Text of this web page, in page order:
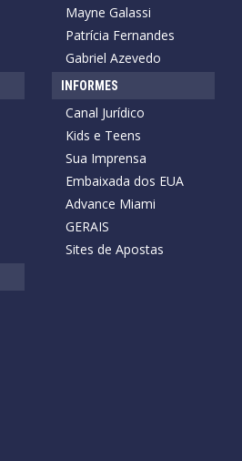
Mayne Galassi
Patrícia Fernandes
Gabriel Azevedo
INFORMES
Canal Jurídico
Kids e Teens
Sua Imprensa
Embaixada dos EUA
Advance Miami
GERAIS
Sites de Apostas